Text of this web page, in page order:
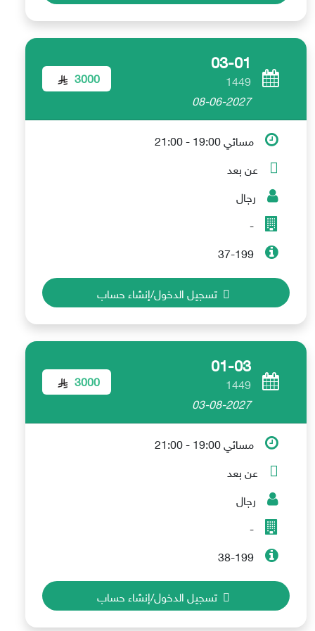
03-01
1449
08-06-2027
3000
مسائي 19:00 - 21:00
عن بعد
رجال
-
37-199
تسجيل الدخول/إنشاء حساب
01-03
1449
03-08-2027
3000
مسائي 19:00 - 21:00
عن بعد
رجال
-
38-199
تسجيل الدخول/إنشاء حساب